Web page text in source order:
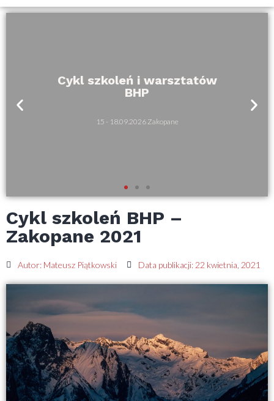
Cykl szkoleń i warsztatów
BHP
15 - 18.09.2026 Zakopane
Cykl szkoleń BHP –
Zakopane 2021
Autor: Mateusz Piątkowski Data publikacji: 22 kwietnia, 2021